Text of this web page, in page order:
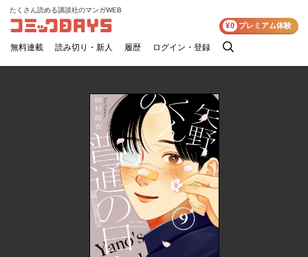
コミックDAYS
たくさん読める講談社のマンガWEB
無料連載 読み切り・新人 履歴 ログイン・登録
検
¥0 プレミアム体験